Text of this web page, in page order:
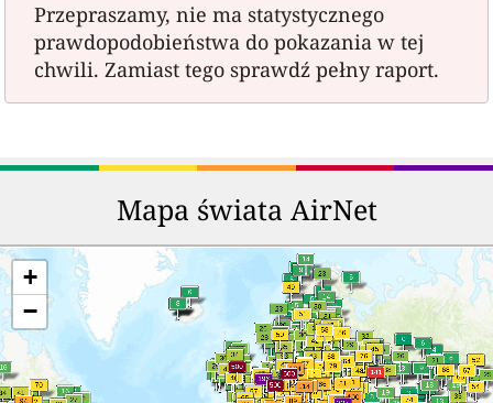
Przepraszamy, nie ma statystycznego
prawdopodobieństwa do pokazania w tej
chwili. Zamiast tego sprawdź pełny raport.
Mapa świata AirNet
+
−